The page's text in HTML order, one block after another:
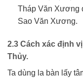
Tháp Văn Xương
Sao Văn Xương.
2.3 Cách xác định
Thủy.
Ta dùng la bàn lấy